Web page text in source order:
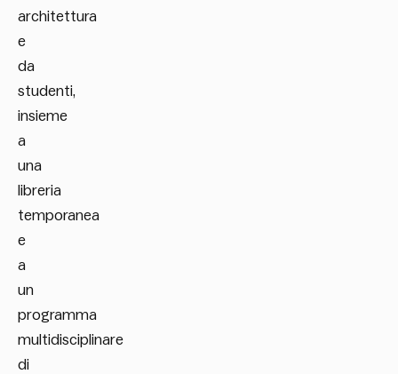
architettura
e
da
studenti,
insieme
a
una
libreria
temporanea
e
a
un
programma
multidisciplinare
di